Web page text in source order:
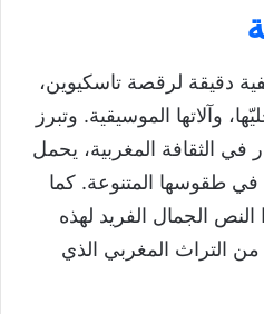
لرقصة تاسكيوين،
وآلاتها الموسيقية. وتبرز
الثقافة المغربية، يحمل
في طقوسها المتنوعة. كما
الجمال الفريد لهذه
التراث المغربي الذي